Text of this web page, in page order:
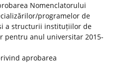
Nomenclatorului
programelor de
a structurii instituțiilor de
pentru anul universitar 2015-
aprobarea